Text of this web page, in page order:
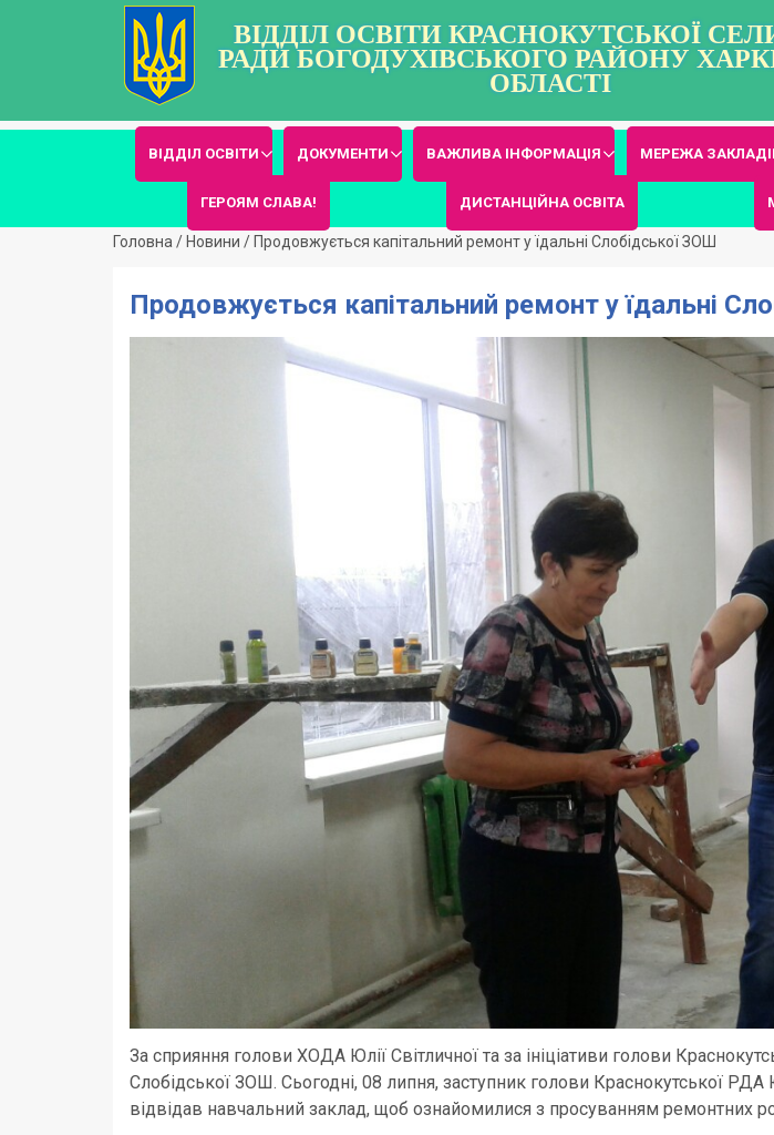
ВІДДІЛ ОСВІТИ КРАСНОКУТСЬКОЇ
РАДИ БОГОДУХІВСЬКОГО РАЙОНУ
ОБЛАСТІ
ВІДДІЛ ОСВІТИ ДОКУМЕНТИ ВАЖЛИВА ІНФОРМАЦІЯ МЕРЕЖА
ГЕРОЯМ СЛАВА! ДИСТАНЦІЙНА ОСВІТА
Головна / Новини / Продовжується капітальний ремонт у їдальні Слобідської ЗОШ
Продовжується капітальний ремонт у їдальні
За сприяння голови ХОДА Юлії Світличної та за ініціативи голови
Слобідської ЗОШ. Сьогодні, 08 липня, заступник голови Краснокутської
відвідав навчальний заклад, щоб ознайомилися з просуванням ремонтних